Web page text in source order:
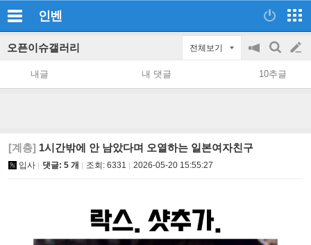
인벤
오픈이슈갤러리 전체보기
공
지
on/off
검
색
글
쓰
내글 내 댓글 10추글
[계층] 1시간밖에 안 남았다며 오열하는 일본여자친구
입사 댓글: 5 개 조회: 6331 2026-05-20 15:55:27